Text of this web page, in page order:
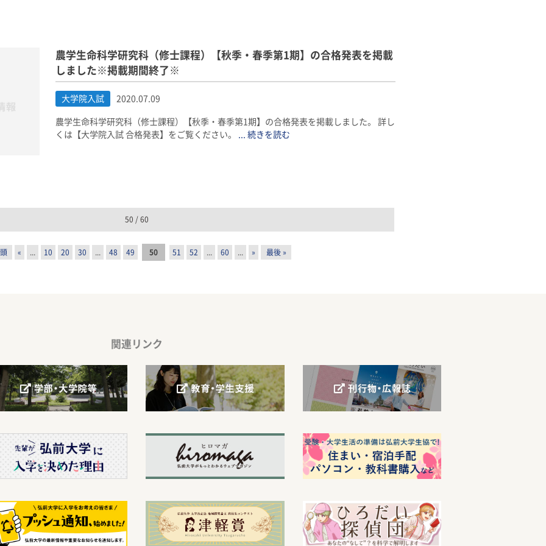
農学生命科学研究科（修士課程）【秋季・春季第1期】の合格発表を掲載
しました※掲載期間終了※
大学院入試 2020.07.09
農学生命科学研究科（修士課程）【秋季・春季第1期】の合格発表を掲載しました。 詳し
くは【大学院入試 合格発表】をご覧ください。
... 続きを読む
50 / 60
« 10 20 30 48 49 50 51 52 60 » 最後 »
関連リンク